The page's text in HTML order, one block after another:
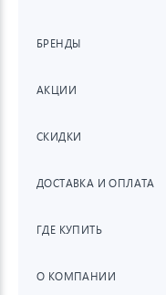
БРЕНДЫ
АКЦИИ
СКИДКИ
ДОСТАВКА И ОПЛАТА
ГДЕ КУПИТЬ
О КОМПАНИИ